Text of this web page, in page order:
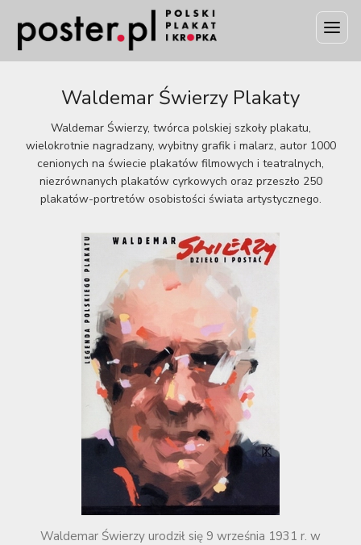
Waldemar Świerzy Plakaty
Waldemar Świerzy, twórca polskiej szkoły plakatu,
wielokrotnie nagradzany, wybitny grafik i malarz, autor 1000
cenionych na świecie plakatów filmowych i teatralnych,
niezrównanych plakatów cyrkowych oraz przeszło 250
plakatów-portretów osobistości świata artystycznego.
Waldemar Świerzy urodził się 9 września 1931 r. w